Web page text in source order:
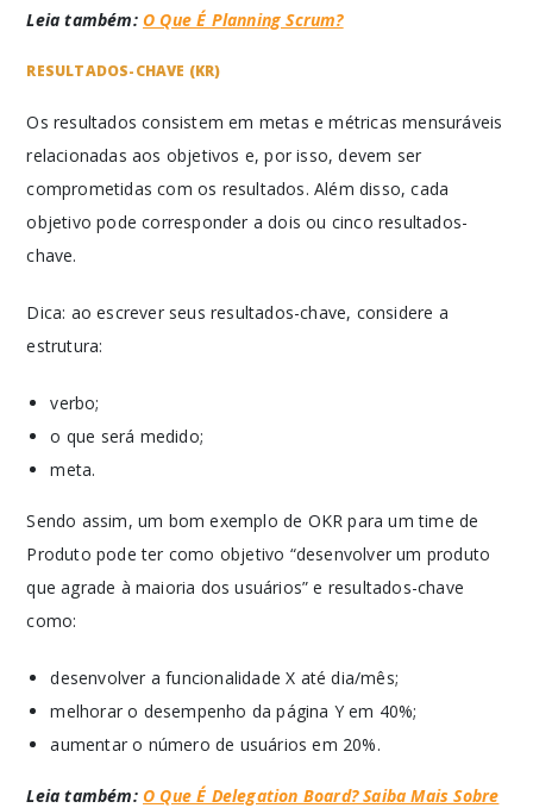
Leia também:O Que É Planning Scrum?
RESULTADOS-CHAVE (KR)
Os resultados consistem em metas e métricas mensuráveis
relacionadas aos objetivos e, por isso, devem ser
comprometidas com os resultados. Além disso, cada
objetivo pode corresponder a dois ou cinco resultados-
chave.
Dica: ao escrever seus resultados-chave, considere a
estrutura:
verbo;
o que será medido;
meta.
Sendo assim, um bom exemplo de OKR para um time de
Produto pode ter como objetivo “desenvolver um produto
que agrade à maioria dos usuários” e resultados-chave
como:
desenvolver a funcionalidade X até dia/mês;
melhorar o desempenho da página Y em 40%;
aumentar o número de usuários em 20%.
Leia também:O Que É Delegation Board? Saiba Mais Sobre